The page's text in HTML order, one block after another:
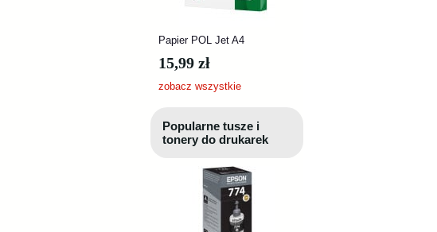
Papier POL Jet A4
15,99 zł
zobacz wszystkie
Popularne tusze i
tonery do drukarek